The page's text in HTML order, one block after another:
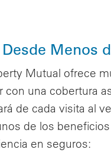
Menos
Mutual ofrece
una cobertura
de cada visita al
de los
en seguros: